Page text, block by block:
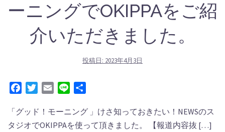
ーニングでOKIPPAをご紹
介いただきました。
投稿日: 2023年4月3日
FacebookTwitterEmail Line
「グッド！モーニング 」けさ知っておきたい！NEWSのス
タジオでOKIPPAを使って頂きました。 【報道内容抜 […]